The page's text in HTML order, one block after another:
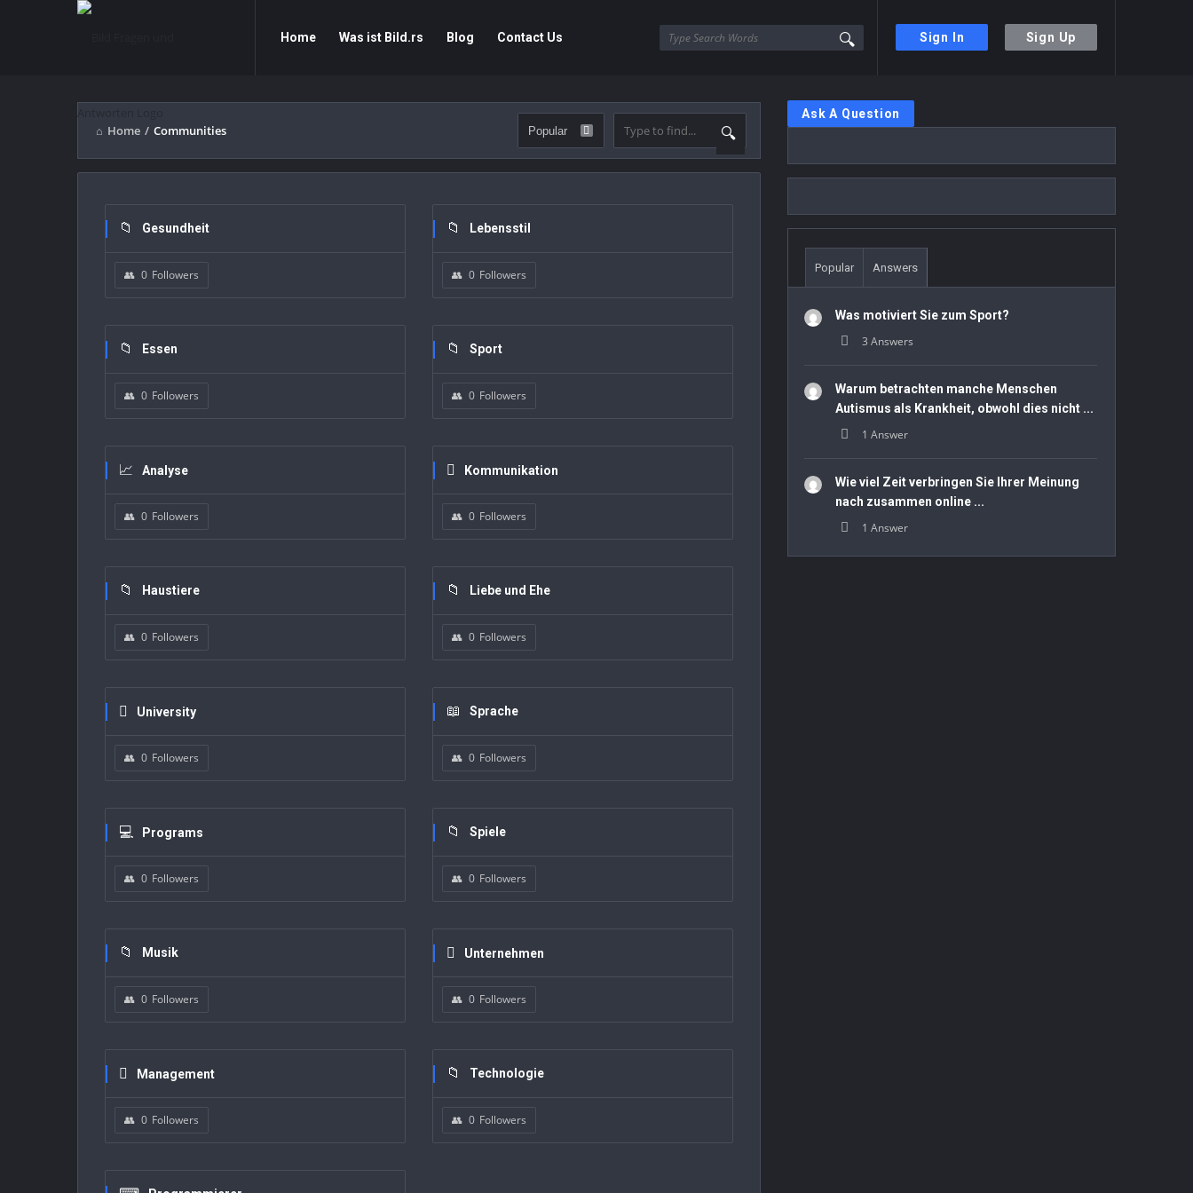
Sign In Sign Up
Bild
Antworten
Fragen
Antworten
Home Was ist Bild.rs Blog Contact Us
Home / Communities
Gesundheit
0 Followers
Lebensstil
0 Followers
Essen
0 Followers
Sport
0 Followers
Analyse
0 Followers
Kommunikation
0 Followers
Haustiere
0 Followers
Liebe und Ehe
0 Followers
University
0 Followers
Sprache
0 Followers
Programs
0 Followers
Spiele
0 Followers
Musik
0 Followers
Unternehmen
0 Followers
Management
0 Followers
Technologie
0 Followers
Ask A Question
Stats
Popular Answers
Was motiviert Sie zum Sport?
3 Answers
Warum betrachten manche Menschen
Autismus als Krankheit, obwohl dies nicht ...
1 Answer
Wie viel Zeit verbringen Sie Ihrer Meinung
nach zusammen online ...
1 Answer